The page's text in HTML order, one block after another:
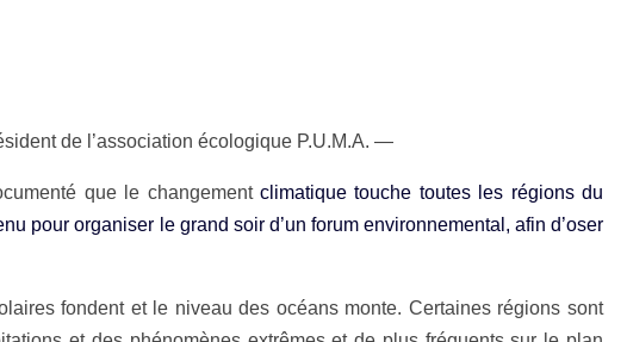
de l’association écologique P.U.M.A. —
que le changementclimatique touche toutes les régions du
pour organiser le grand soir d’un forum environnemental, afin d’oser
fondent et le niveau des océans monte. Certaines régions sont